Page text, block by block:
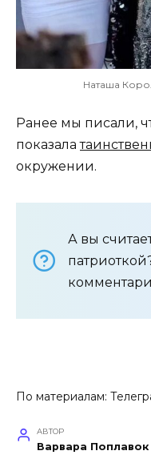
Наташа
Ранее мы писали,
показала
окружении.
А вы
По материалам:
АВТОР
Варвара Поплавок